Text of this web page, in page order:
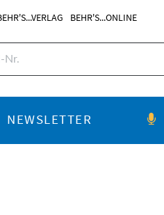
BEHR'S...ONLINE
NEWSLETTER